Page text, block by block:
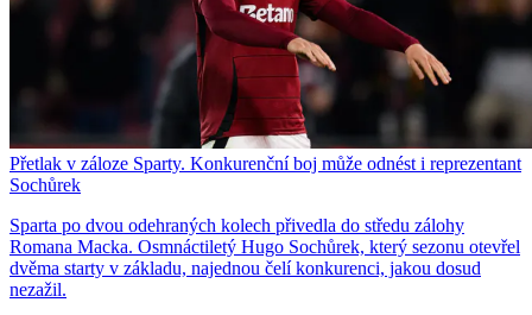
Přetlak v záloze Sparty. Konkurenční boj může odnést i reprezentant
Sochůrek
Sparta po dvou odehraných kolech přivedla do středu zálohy
Romana Macka. Osmnáctiletý Hugo Sochůrek, který sezonu otevřel
dvěma starty v základu, najednou čelí konkurenci, jakou dosud
nezažil.